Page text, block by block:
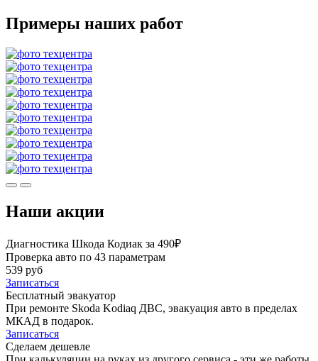
Примеры наших работ
Наши акции
Диагностика Шкода Кодиак за 490₽
Проверка авто по 43 параметрам
539 руб
Записаться
Бесплатный эвакуатор
При ремонте Skoda Kodiaq ДВС, эвакуация авто в пределах
МКАД в подарок.
Записаться
Сделаем дешевле